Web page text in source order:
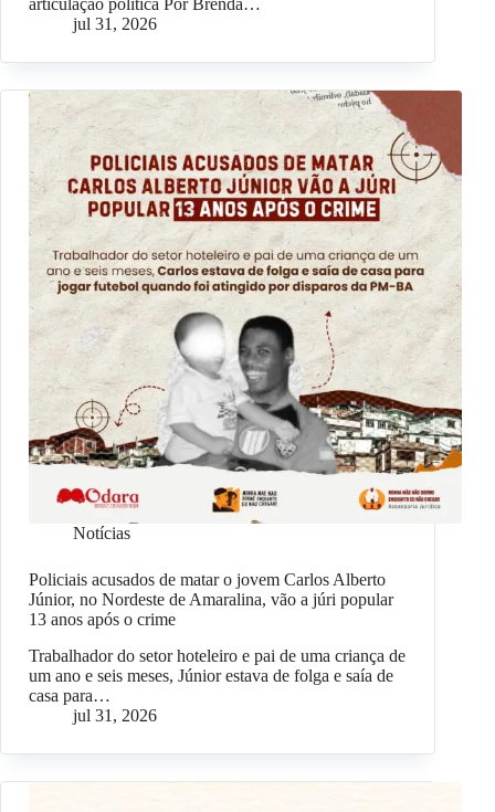
articulação política Por Brenda…
jul 31, 2026
Notícias
Policiais acusados de matar o jovem Carlos Alberto
Júnior, no Nordeste de Amaralina, vão a júri popular
13 anos após o crime
Trabalhador do setor hoteleiro e pai de uma criança de
um ano e seis meses, Júnior estava de folga e saía de
casa para…
jul 31, 2026